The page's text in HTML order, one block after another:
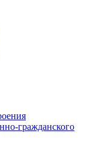
гражданского